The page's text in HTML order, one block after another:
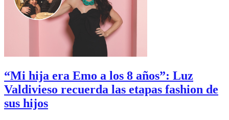
“Mi hija era Emo a los 8 años”: Luz
Valdivieso recuerda las etapas fashion de
sus hijos